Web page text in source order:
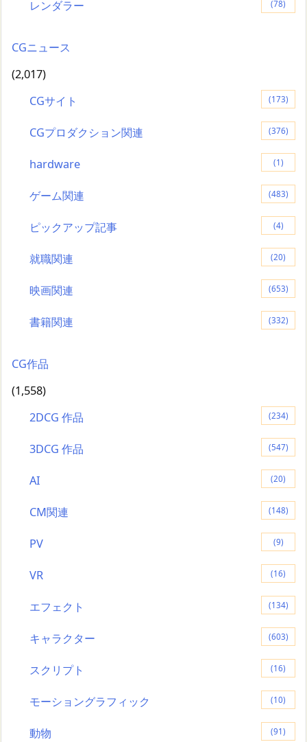
レンダラー (78)
CGニュース
(2,017)
CGサイト
(173)
CGプロダクション関連 (376)
hardware (1)
ゲーム関連 (483)
ピックアップ記事 (4)
就職関連 (20)
映画関連 (653)
書籍関連 (332)
CG作品
(1,558)
2DCG 作品
(234)
3DCG 作品 (547)
AI (20)
CM関連 (148)
PV (9)
VR (16)
エフェクト (134)
キャラクター (603)
スクリプト (16)
モーショングラフィック (10)
動物 (91)